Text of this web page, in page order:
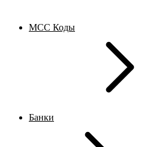
MCC Коды
Банки